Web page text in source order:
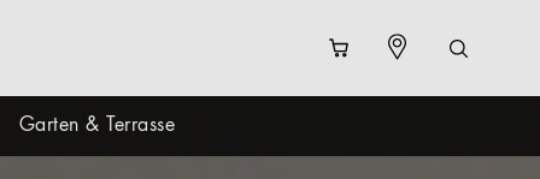
Garten & Terrasse